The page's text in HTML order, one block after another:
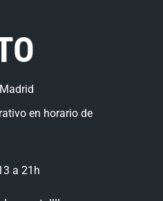
en horario de
a 21h